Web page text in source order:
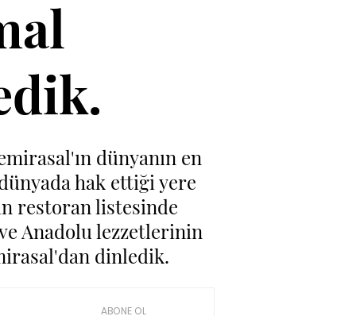
dünyanın en
hak ettiği yere
restoran listesinde
Anadolu lezzetlerinin
dinledik.
ABONE OL